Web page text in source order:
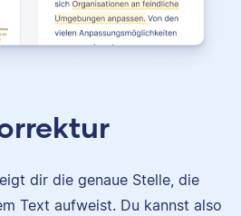
dir die genaue Stelle, die
Text aufweist. Du kannst also